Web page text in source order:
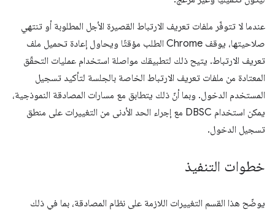
عندما لا تتوفّر ملفات تعريف الارتباط القصيرة الأجل المطلوبة أو تنتهي
صلاحيتها، يوقف Chrome الطلب مؤقتًا ويحاول إعادة تحميل ملف
تعريف الارتباط. يتيح ذلك لتطبيقك مواصلة استخدام عمليات التحقّق
المعتادة من ملفات تعريف الارتباط الخاصة بالجلسة لتأكيد تسجيل
المستخدم الدخول. وبما أنّ ذلك يتطابق مع مسارات المصادقة النموذجية،
يمكن استخدام DBSC مع إجراء الحد الأدنى من التغييرات على منطق
تسجيل الدخول.
خطوات التنفيذ
يوضّح هذا القسم التغييرات اللازمة على نظام المصادقة، بما في ذلك